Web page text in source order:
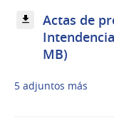
Actas de
MB)
5 adjuntos más